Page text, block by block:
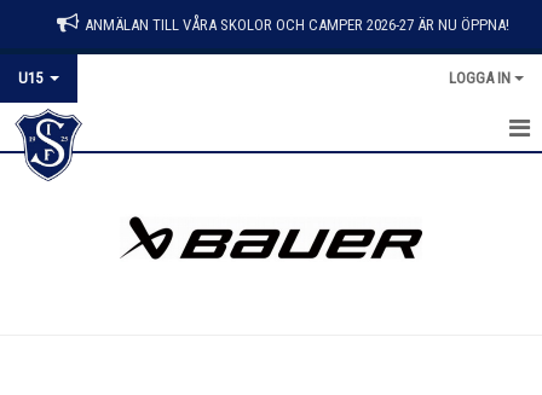
ANMÄLAN TILL VÅRA SKOLOR OCH CAMPER 2026-27 ÄR NU ÖPPNA!
U15 LOGGA IN
HEM